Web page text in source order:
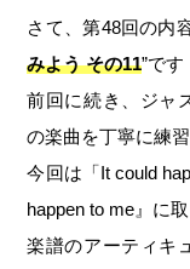
さて、第48回の内
みよう その11”です
前回に続き、ジャ
の楽曲を丁寧に練
今回は「It could
happen to me』に
楽譜のアーティキ